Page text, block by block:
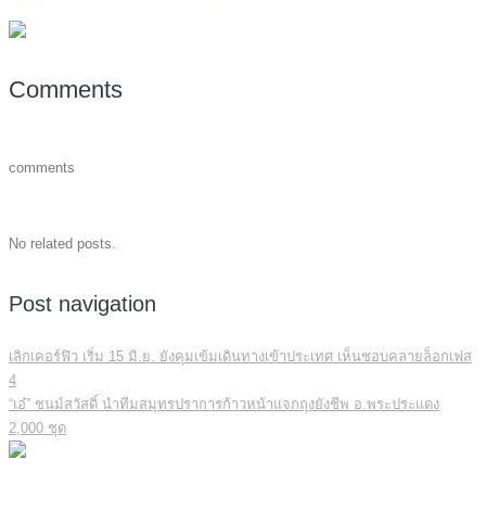
Comments
comments
No related posts.
Post navigation
เลิกเคอร์ฟิว เริ่ม 15 มิ.ย. ยังคุมเข้มเดินทางเข้าประเทศ เห็นชอบคลายล็อกเฟส
4
“เอ๋” ชนม์สวัสดิ์ นำทีมสมุทรปราการก้าวหน้าแจกถุงยังชีพ อ.พระประแดง
2,000 ชุด